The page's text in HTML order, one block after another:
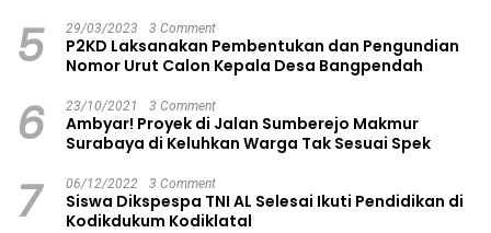
5 29/03/2023 3 Comment
P2KD Laksanakan Pembentukan dan Pengundian
Nomor Urut Calon Kepala Desa Bangpendah
6 23/10/2021 3 Comment
Ambyar! Proyek di Jalan Sumberejo Makmur
Surabaya di Keluhkan Warga Tak Sesuai Spek
7 06/12/2022 3 Comment
Siswa Dikspespa TNI AL Selesai Ikuti Pendidikan di
Kodikdukum Kodiklatal